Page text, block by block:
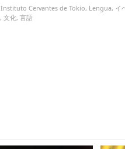
Instituto Cervantes de Tokio, Lengua, イ
, 文化, 言語